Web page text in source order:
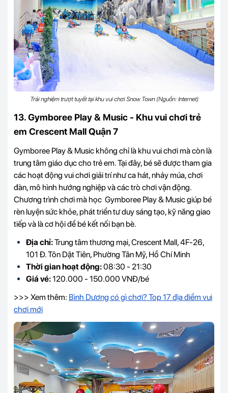
Trải nghiệm trượt tuyết tại khu vui chơi Snow Town (Nguồn: Internet)
13. Gymboree Play & Music - Khu vui chơi trẻ
em Crescent Mall Quận 7
Gymboree Play & Music không chỉ là khu vui chơi mà còn là
trung tâm giáo dục cho trẻ em. Tại đây, bé sẽ được tham gia
các hoạt động vui chơi giải trí như ca hát, nhảy múa, chơi
đàn, mô hình hướng nghiệp và các trò chơi vận động.
Chương trình chơi mà học Gymboree Play & Music giúp bé
rèn luyện sức khỏe, phát triển tư duy sáng tạo, kỹ năng giao
tiếp và là cơ hội để bé kết nối bạn bè.
Địa chỉ:Trung tâm thương mại, Crescent Mall, 4F-26,
101 Đ. Tôn Dật Tiên, Phường Tân Mỹ, Hồ Chí Minh
Thời gian hoạt động:08:30 - 21:30
Giá vé:120.000 - 150.000 VNĐ/bé
>>> Xem thêm: Bình Dương có gì chơi? Top 17 địa điểm vui
chơi mới